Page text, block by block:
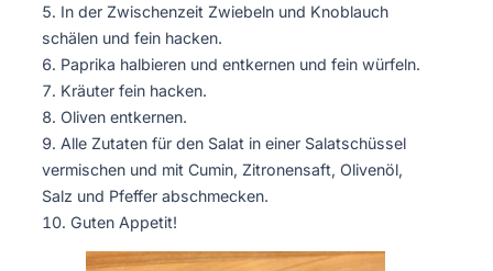
In der Zwischenzeit Zwiebeln und Knoblauch
schälen und fein hacken.
Paprika halbieren und entkernen und fein würfeln.
Kräuter fein hacken.
Oliven entkernen.
Alle Zutaten für den Salat in einer Salatschüssel
vermischen und mit Cumin, Zitronensaft, Olivenöl,
Salz und Pfeffer abschmecken.
Guten Appetit!